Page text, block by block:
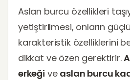
Aslan burcu özellikleri
yetiştirilmesi, onların
karakteristik özelliklerini
dikkat ve özen gerektirir.
erkeği ve aslan burcu